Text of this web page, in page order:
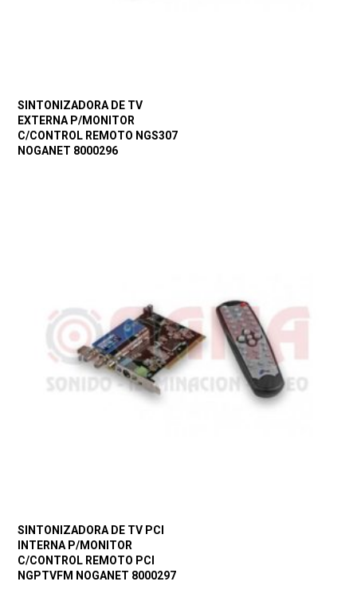
SINTONIZADORA DE TV
EXTERNA P/MONITOR
C/CONTROL REMOTO NGS307
NOGANET 8000296
SINTONIZADORA DE TV PCI
INTERNA P/MONITOR
C/CONTROL REMOTO PCI
NGPTVFM NOGANET 8000297